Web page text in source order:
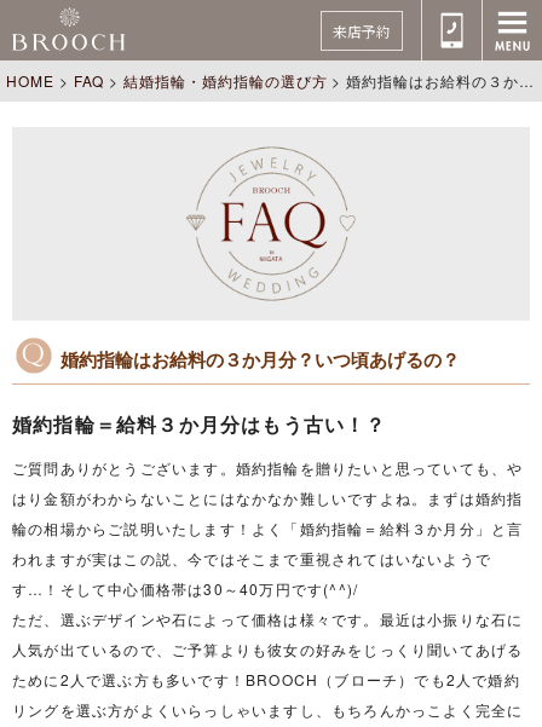
来店予約
HOME > FAQ >結婚指輪・婚約指輪の選び方 >婚約指輪はお給料の３か月分？いつ頃あげるの？
婚約指輪はお給料の３か月分？いつ頃あげるの？
婚約指輪＝給料３か月分はもう古い！？
ご質問ありがとうございます。婚約指輪を贈りたいと思っていても、や
はり金額がわからないことにはなかなか難しいですよね。まずは婚約指
輪の相場からご説明いたします！よく「婚約指輪＝給料３か月分」と言
われますが実はこの説、今ではそこまで重視されてはいないようで
す…！そして中心価格帯は30～40万円です(^^)/
ただ、選ぶデザインや石によって価格は様々です。最近は小振りな石に
人気が出ているので、ご予算よりも彼女の好みをじっくり聞いてあげる
ために2人で選ぶ方も多いです！BROOCH（ブローチ）でも2人で婚約
リングを選ぶ方がよくいらっしゃいますし、もちろんかっこよく完全に